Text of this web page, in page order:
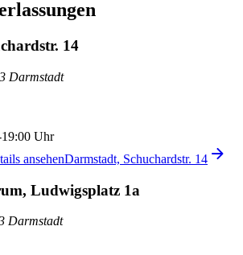
14
Darmstadt
Uhr
ansehenDarmstadt, Schuchardstr. 14
Ludwigsplatz 1a
Darmstadt